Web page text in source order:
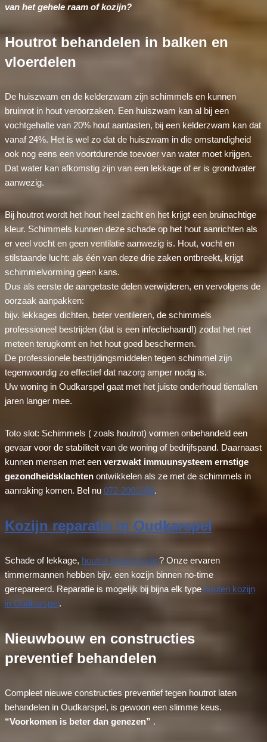
van het gehele raam of kozijn?
Houtrot behandelen in balken en
vloerdelen
De huiszwam en de kelderzwam zijn schimmels en kunnen
bruinrot in hout veroorzaken. Een huiszwam kan al bij een
vochtgehalte van 20% hout aantasten, bij een kelderzwam kan dat
vanaf 24%. Het is wel zo dat de huiszwam in die omstandigheid
ook nog eens een voortdurende toevoer van water moet krijgen.
Dat water kan afkomstig zijn van een lekkage of er is grondwater
aanwezig.
Bij houtrot wordt het hout heel zacht en het krijgt een bruinachtige
kleur. Schimmels kunnen deze schade op het hout aanrichten als
er veel vocht en geen ventilatie aanwezig is. Hout, vocht en
stilstaande lucht: als één van deze drie zaken ontbreekt, krijgt
schimmelvorming geen kans.
Dus als eerste de aangetaste delen verwijderen, en vervolgens de
oorzaak aanpakken:
bijv. lekkages dichten, beter ventileren, de schimmels
professioneel bestrijden (dat is een infectiehaard!) zodat het niet
meteen terugkomt en het hout goed beschermen.
De professionele bestrijdingsmiddelen tegen schimmel zijn
tegenwoordig zo effectief dat nazorg amper nodig is.
Uw woning in Oudkarspel gaat met het juiste onderhoud tientallen
jaren langer mee.
Toto slot: Schimmels ( zoals houtrot) vormen onbehandeld een
gevaar voor de stabiliteit van de woning of bedrijfspand. Daarnaast
kunnen mensen met een verzwakt immuunsysteem ernstige
gezondheidsklachten ontwikkelen als ze met de schimmels in
aanraking komen. Bel nu 072-2001058.
Kozijn reparatie in Oudkarspel
Schade of lekkage, houtrot in een kozijn? Onze ervaren
timmermannen hebben bijv. een kozijn binnen no-time
gerepareerd. Reparatie is mogelijk bij bijna elk type houten kozijn
in Oudkarspel.
Nieuwbouw en constructies
preventief behandelen
Compleet nieuwe constructies preventief tegen houtrot laten
behandelen in Oudkarspel, is gewoon een slimme keus.
“Voorkomen is beter dan genezen” .